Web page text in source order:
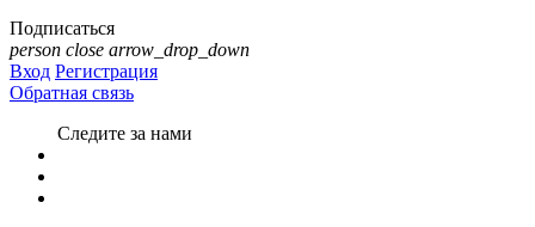
Подписаться
person close arrow_drop_down
Вход Регистрация
Обратная связь
Следите за нами